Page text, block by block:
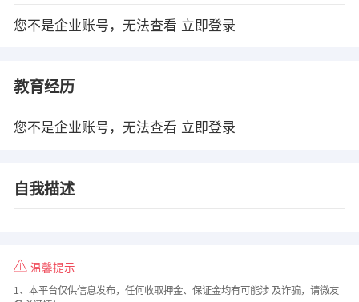
您不是企业账号，无法查看 立即登录
教育经历
您不是企业账号，无法查看 立即登录
自我描述
温馨提示
1、本平台仅供信息发布，任何收取押金、保证金均有可能涉 及诈骗，请微友